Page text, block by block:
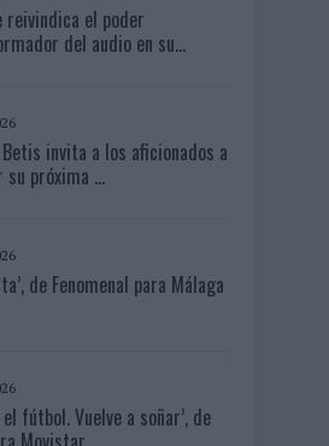
reivindica el poder
del audio en su...
Betis invita a los aficionados a
su próxima ...
de Fenomenal para Málaga
el fútbol. Vuelve a soñar’, de